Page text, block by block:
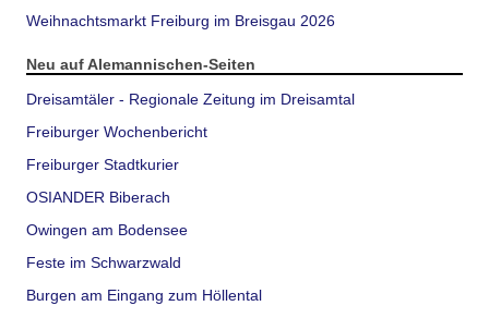
Weihnachtsmarkt Freiburg im Breisgau 2026
Neu auf Alemannischen-Seiten
Dreisamtäler - Regionale Zeitung im Dreisamtal
Freiburger Wochenbericht
Freiburger Stadtkurier
OSIANDER Biberach
Owingen am Bodensee
Feste im Schwarzwald
Burgen am Eingang zum Höllental